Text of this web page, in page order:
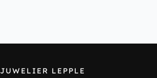
JUWELIER LEPPLE